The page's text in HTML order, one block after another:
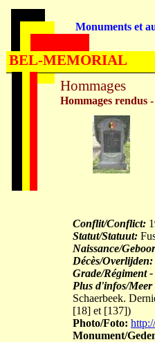
Conflit/Conflict:
Statut/Statuut:
Naissance/
Décès/Overlijden:
Grade/Régiment
Plus d'infos/
Schaerbeek.
[18] et [137])
Photo/Foto:
Monument/
Hommages
Hommages rendus
Monuments et
BEL-MEMORIAL